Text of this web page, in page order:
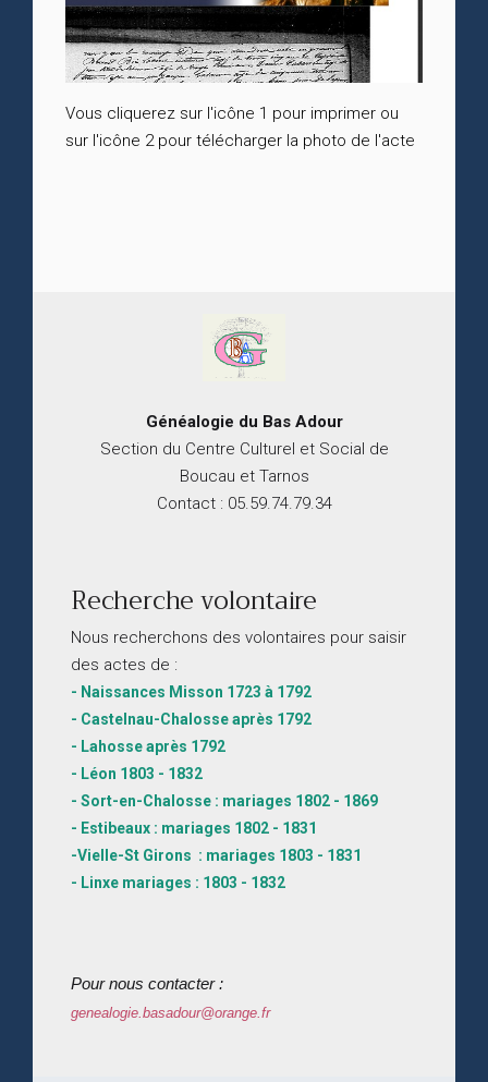
Généalogie du BasAdour
Section du Centre Culturel et Social de
Boucau et Tarnos
Contact : 05.59.74.79.34
Recherche volontaire
Nous recherchons des volontaires pour saisir
des actes de :
- Naissances Misson 1723 à 1792
- Castelnau-Chalosse après 1792
- Lahosse après 1792
- Léon 1803 - 1832
- Sort-en-Chalosse : mariages 1802 - 1869
- Estibeaux : mariages 1802 - 1831
-Vielle-St Girons : mariages 1803 - 1831
- Linxe mariages : 1803 - 1832
Pour nous contacter :
genealogie.basadour@orange.fr
Vous cliquerez sur l'icône 1 pour imprimer ou
sur l'icône 2 pour télécharger la photo de l'acte